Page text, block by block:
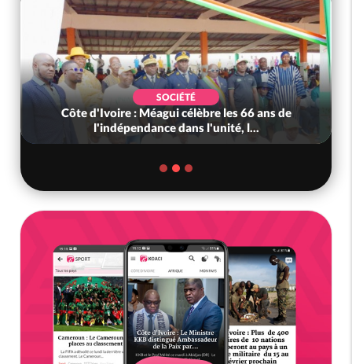
SOCIÉTÉ
Côte d'Ivoire : Méagui célèbre les 66 ans de
l'indépendance dans l'unité, l...